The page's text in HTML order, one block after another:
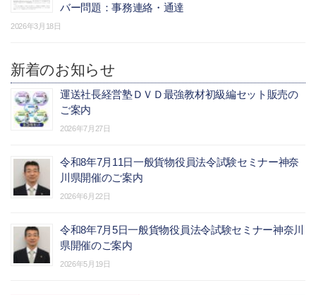
バー問題：事務連絡・通達
2026年3月18日
新着のお知らせ
運送社長経営塾ＤＶＤ最強教材初級編セット販売の
ご案内
2026年7月27日
令和8年7月11日一般貨物役員法令試験セミナー神奈
川県開催のご案内
2026年6月22日
令和8年7月5日一般貨物役員法令試験セミナー神奈川
県開催のご案内
2026年5月19日